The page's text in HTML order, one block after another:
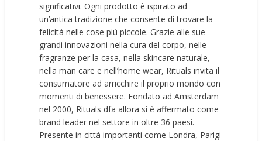
significativi. Ogni prodotto è ispirato ad
un’antica tradizione che consente di trovare la
felicità nelle cose più piccole. Grazie alle sue
grandi innovazioni nella cura del corpo, nelle
fragranze per la casa, nella skincare naturale,
nella man care e nell’home wear, Rituals invita il
consumatore ad arricchire il proprio mondo con
momenti di benessere. Fondato ad Amsterdam
nel 2000, Rituals dfa allora si è affermato come
brand leader nel settore in oltre 36 paesi.
Presente in città importanti come Londra, Parigi